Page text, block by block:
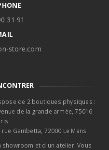
31 91
store.com
de 2 boutiques physiques :
de la grande armée, 75016
rue Gambetta, 72000 Le Mans
et d'un atelier. Vous